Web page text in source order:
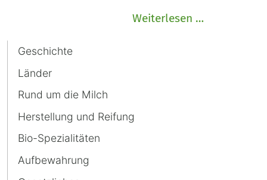
Weiterlesen …Wann
Navigation
Geschichte
Länder
Rund um die Milch
Herstellung und Reifung
Bio-Spezialitäten
Aufbewahrung